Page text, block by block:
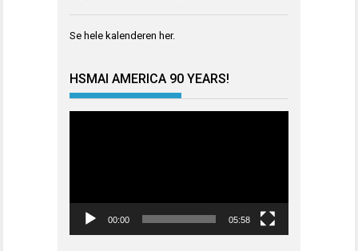
Se hele kalenderen her.
HSMAI AMERICA 90 YEARS!
00:00 05:58